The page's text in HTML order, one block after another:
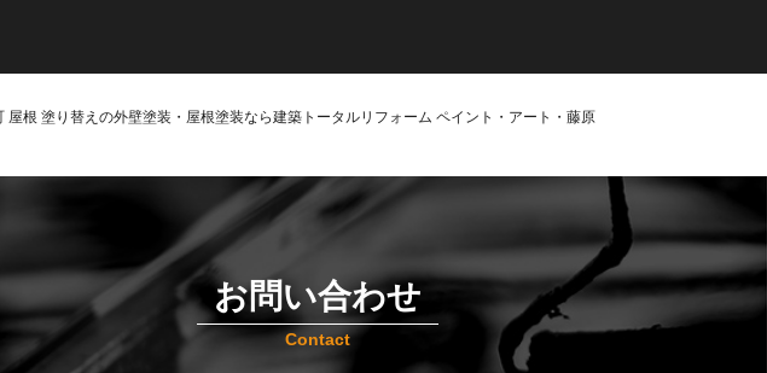
屋根 塗り替えの外壁塗装・屋根塗装なら建築トータルリフォーム ペイント・アート・藤原
お問い合わせ
Contact